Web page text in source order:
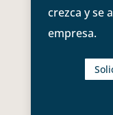
crezca y se
empresa.